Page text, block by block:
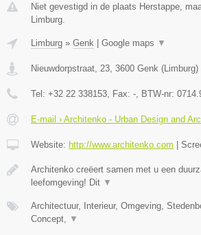
Niet gevestigd in de plaats Herstappe,
Limburg.
Limburg » Genk Google maps ▼
Nieuwdorpstraat, 23 3600 Genk ( Limburg)
Tel: +32 22 338153 , Fax: - , BTW-nr:
E-mail › Architenko - Urban Design and
Website: http://www.architenko.com
Architenko creëert samen met u een
leefomgeving! Dit ▼
Architectuur, Interieur, Omgeving,
Concept,
▼